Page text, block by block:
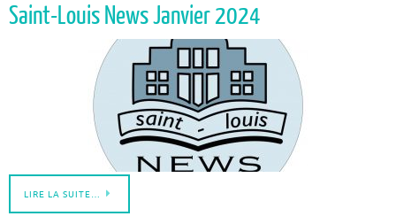
Saint-Louis News Janvier 2024
LIRE LA SUITE…